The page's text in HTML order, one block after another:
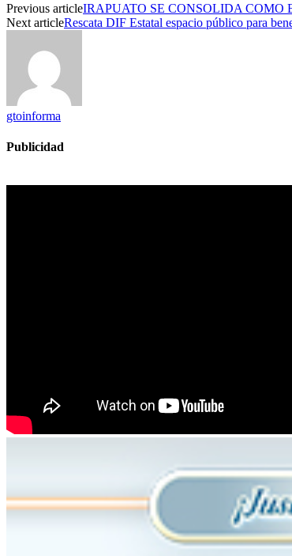
Previous articleIRAPUATO SE CONSOLIDA COMO
Next articleRescata DIF Estatal espacio público para
gtoinforma
Publicidad